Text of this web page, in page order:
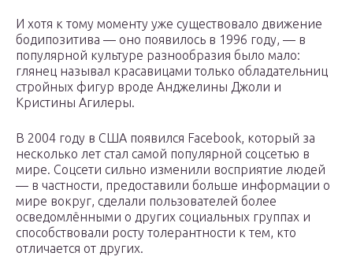
И хотя к тому моменту уже существовало движение
бодипозитива — оно появилось в 1996 году, — в
популярной культуре разнообразия было мало:
глянец называл красавицами только обладательниц
стройных фигур вроде Анджелины Джоли и
Кристины Агилеры.
В 2004 году в США появился Face­book, который за
несколько лет стал самой популярной соцсетью в
мире. Соцсети сильно изменили восприятие людей
— в частности, предоставили больше информации о
мире вокруг, сделали пользователей более
осведомлёнными о других социальных группах и
способствовали росту толерантности к тем, кто
отличается от других.